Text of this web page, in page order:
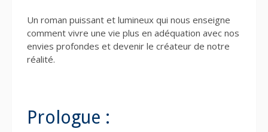
Un roman puissant et lumineux qui nous enseigne
comment vivre une vie plus en adéquation avec nos
envies profondes et devenir le créateur de notre
réalité.
Prologue :